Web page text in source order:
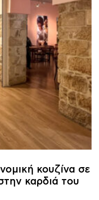
κουζίνα σε
καρδιά του